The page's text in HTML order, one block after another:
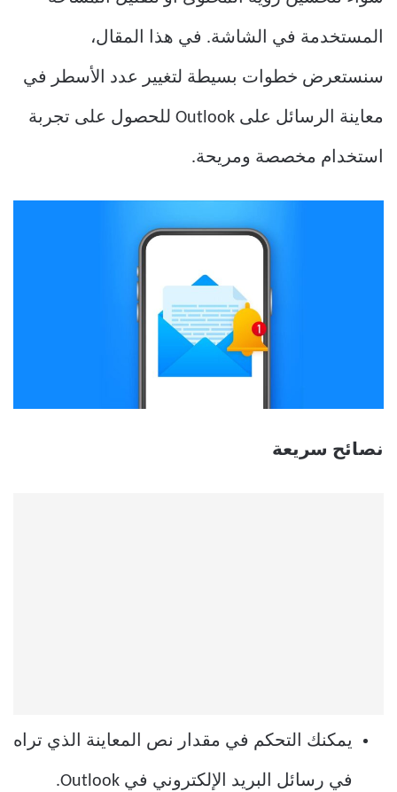
المستخدمة في الشاشة. في هذا المقال،
سنستعرض خطوات بسيطة لتغيير عدد الأسطر في
معاينة الرسائل على Outlook للحصول على تجربة
استخدام مخصصة ومريحة.
نصائح سريعة
يمكنك التحكم في مقدار نص المعاينة الذي تراه
في رسائل البريد الإلكتروني في Outlook.